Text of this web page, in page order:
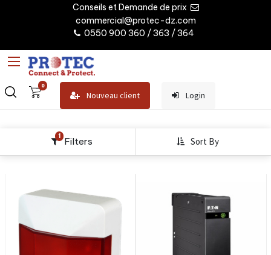
Conseils et Demande de prix
commercial@protec-dz.com
0550 900 360 / 363 / 364
0
Nouveau client Login
1 Filters Sort By